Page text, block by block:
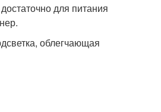
для питания
облегчающая